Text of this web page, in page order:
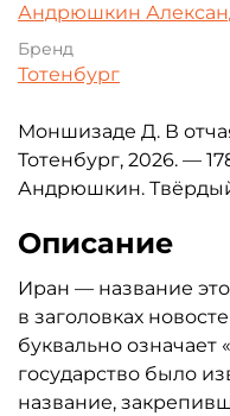
Андрюшкин
Бренд
Тотенбург
Моншизаде Д. В
Тотенбург, 2026. —
Андрюшкин.
Описание
Иран — название
в заголовках
буквально означает
государство было
название,